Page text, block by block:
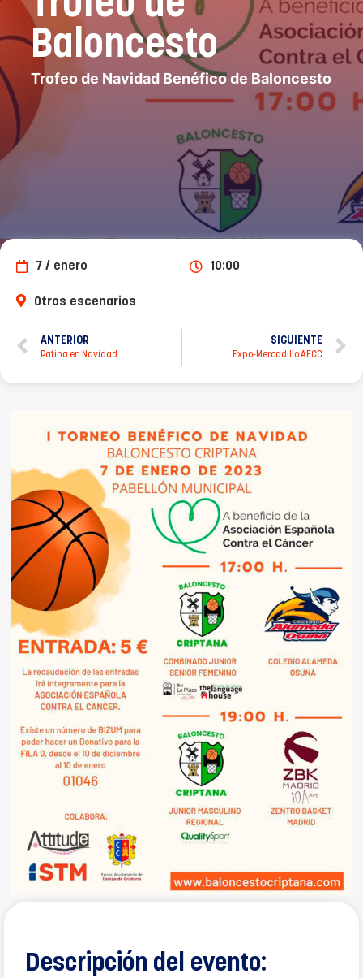
Baloncesto
Trofeo de Navidad Benéfico de Baloncesto
7 / enero 10:00
Otros escenarios
ANTERIOR
Patina en Navidad
SIGUIENTE
Expo-Mercadillo AECC
Descripción del evento: